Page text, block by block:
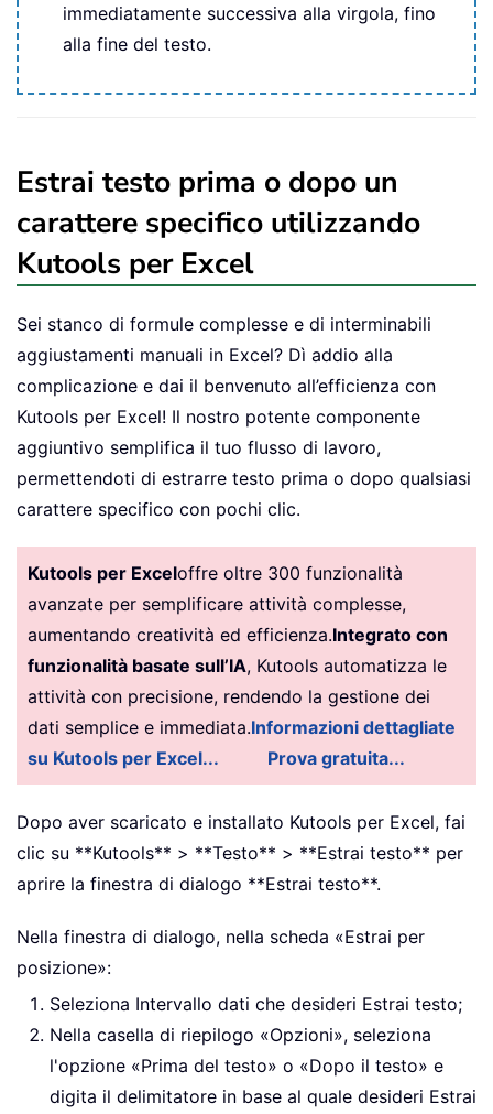
immediatamente successiva alla virgola, fino
alla fine del testo.
Estrai testo prima o dopo un
carattere specifico utilizzando
Kutools per Excel
Sei stanco di formule complesse e di interminabili
aggiustamenti manuali in Excel? Dì addio alla
complicazione e dai il benvenuto all’efficienza con
Kutools per Excel! Il nostro potente componente
aggiuntivo semplifica il tuo flusso di lavoro,
permettendoti di estrarre testo prima o dopo qualsiasi
carattere specifico con pochi clic.
Kutools per Exceloffre oltre 300 funzionalità
avanzate per semplificare attività complesse,
aumentando creatività ed efficienza.Integrato con
funzionalità basate sull’IA, Kutools automatizza le
attività con precisione, rendendo la gestione dei
dati semplice e immediata.Informazioni dettagliate
su Kutools per Excel...
Prova gratuita...
Dopo aver scaricato e installato Kutools per Excel, fai
clic su **Kutools** > **Testo** > **Estrai testo** per
aprire la finestra di dialogo **Estrai testo**.
Nella finestra di dialogo, nella scheda «Estrai per
posizione»:
Seleziona Intervallo dati che desideri Estrai testo;
Nella casella di riepilogo «Opzioni», seleziona
l'opzione «Prima del testo» o «Dopo il testo» e
digita il delimitatore in base al quale desideri Estrai